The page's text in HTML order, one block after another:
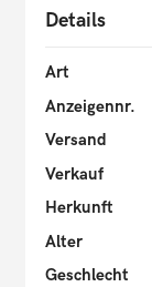
Details
Art
Anzeigennr.
Versand
Verkauf
Herkunft
Alter
Geschlecht